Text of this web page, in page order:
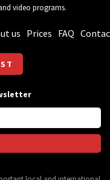
video programs.
us Prices FAQ